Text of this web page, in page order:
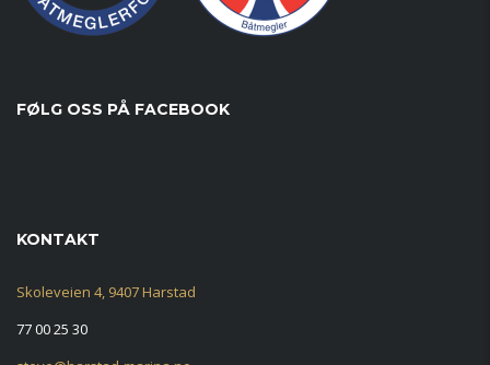
FØLG OSS PÅ FACEBOOK
KONTAKT
Skoleveien 4, 9407 Harstad
77 00 25 30